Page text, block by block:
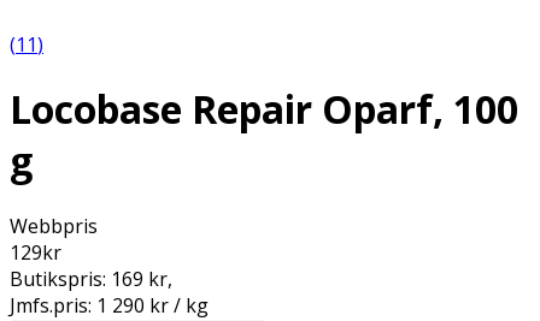
(11)
Locobase Repair Oparf, 100
g
Webbpris
129kr
Butikspris: 169 kr,
Jmfs.pris: 1 290 kr / kg